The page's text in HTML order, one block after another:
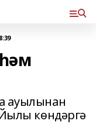
ауылынан
көндәргә